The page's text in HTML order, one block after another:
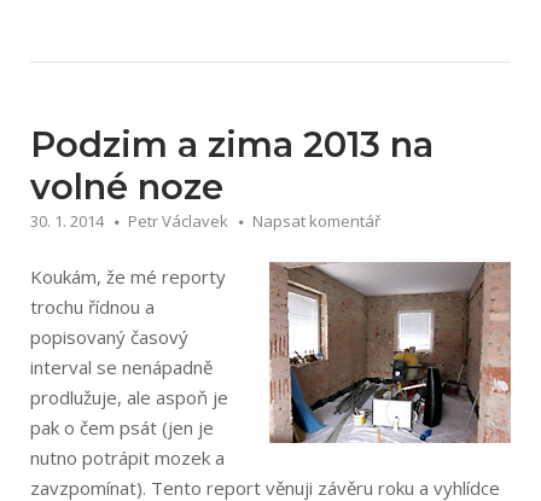
Podzim a zima 2013 na
volné noze
30. 1. 2014 Petr Václavek Napsat komentář
Koukám, že mé reporty
trochu řídnou a
popisovaný časový
interval se nenápadně
prodlužuje, ale aspoň je
pak o čem psát (jen je
nutno potrápit mozek a
zavzpomínat). Tento report věnuji závěru roku a vyhlídce